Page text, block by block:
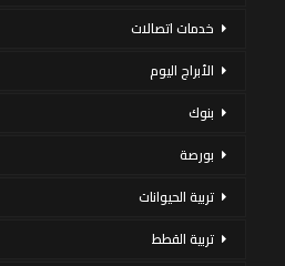
خدمات اتصالات
الأبراج اليوم
بنوك
بورصة
تربية الحيوانات
تربية القطط